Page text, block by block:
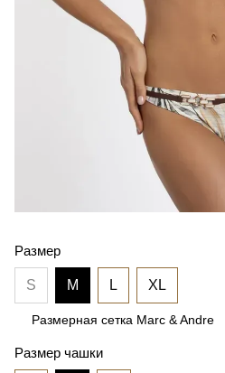
Размер
S M L XL
Размерная сетка Marc & Andre
Размер чашки